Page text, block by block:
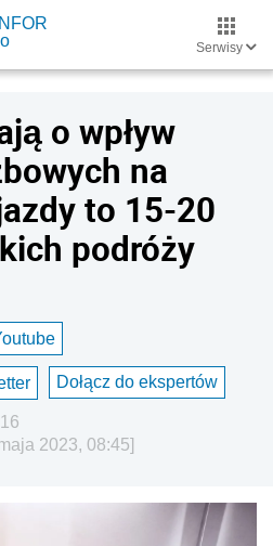
Serwisy
o wpływ
na
to 15-20
podróży
Dołącz do ekspertów
2023, 08:45]